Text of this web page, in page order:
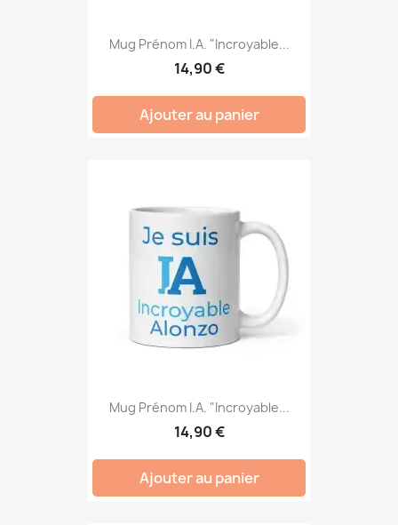
Mug Prénom I.A. "Incroyable...
14,90 €
Ajouter au panier
Mug Prénom I.A. "Incroyable...
14,90 €
Ajouter au panier